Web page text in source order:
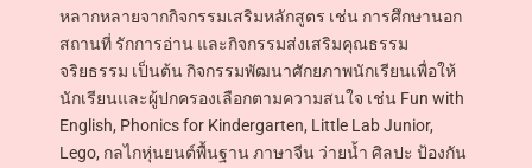
หลากหลายจากกิจกรรมเสริมหลักสูตร เช่น การศึกษานอก
สถานที่ รักการอ่าน และกิจกรรมส่งเสริมคุณธรรม
จริยธรรม เป็นต้น กิจกรรมพัฒนาศักยภาพนักเรียนเพื่อให้
นักเรียนและผู้ปกครองเลือกตามความสนใจ เช่น Fun with
English, Phonics for Kindergarten, Little Lab Junior,
Lego, กลไกหุ่นยนต์พื้นฐาน ภาษาจีน ว่ายน้ำ ศิลปะ ป้องกัน